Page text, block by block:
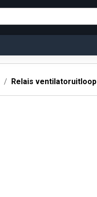
Relais ventilatoruitloop